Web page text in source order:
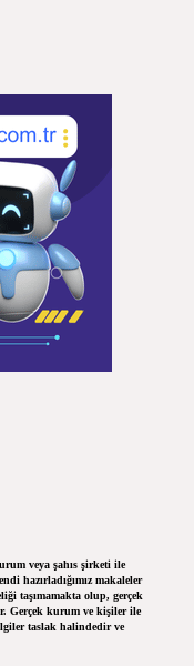
veya şahıs şirketi ile
hazırladığımız makaleler
taşımamakta olup, gerçek
Gerçek kurum ve kişiler ile
taslak halindedir ve